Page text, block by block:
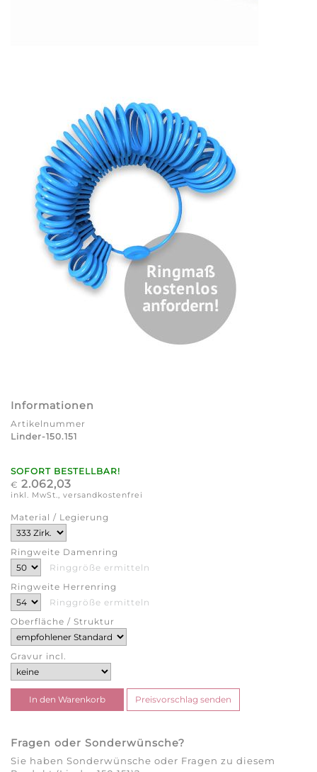
Informationen
Artikelnummer
Linder-150.151
SOFORT BESTELLBAR!
€ 2.062,03
inkl. MwSt., versandkostenfrei
Material / Legierung
Ringweite Damenring
Ringgröße ermitteln
Ringweite Herrenring
Ringgröße ermitteln
Oberfläche / Struktur
Gravur incl.
Fragen oder Sonderwünsche?
Sie haben Sonderwünsche oder Fragen zu diesem